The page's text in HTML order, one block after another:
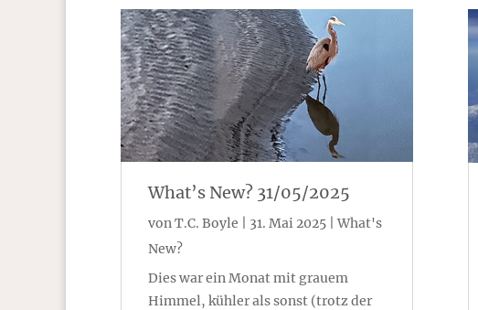
What’s New? 31/05/2025
von T.C. Boyle 31. Mai 2025 |What's
New?
Dies war ein Monat mit grauem
Himmel, kühler als sonst (trotz der